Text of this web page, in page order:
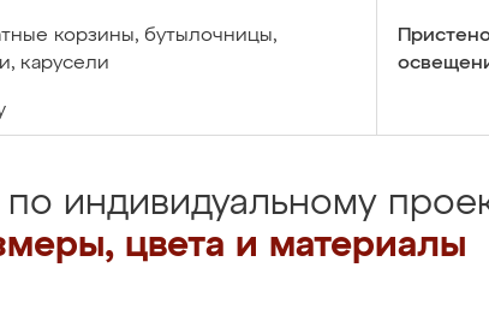
корзины, бутылочницы,
карусели
индивидуальному
цвета и материалы